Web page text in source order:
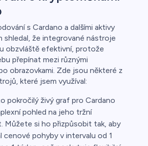
s Cardano a dalšími aktivy
shledal, že integrované nástroje
obzvláště efektivní, protože
přepínat mezi různými
obrazovkami. Zde jsou některé z
které jsem využíval:
pokročilý živý graf pro Cardano
pohled na jeho tržní
Můžete si ho přizpůsobit tak, aby
cenové pohyby v intervalu od 1